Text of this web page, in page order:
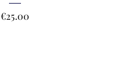
Price
€25.00